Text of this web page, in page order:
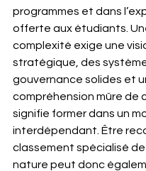
programmes et dans
offerte aux étudiants.
complexité exige une
stratégique, des
gouvernance solides et
compréhension mûre de
signifie former dans un
interdépendant. Être
classement spécialisé
nature peut donc